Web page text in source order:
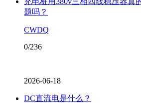
题吗？
CWDQ
0/236
2026-06-18
DC直流电是什么？